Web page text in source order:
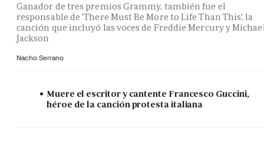
Ganador de tres premios Grammy, también fue el
responsable de 'There Must Be More to Life Than This', la
canción que incluyó las voces de Freddie Mercury y
Jackson
Nacho Serrano
Muere el escritor y cantente Francesco Guccini,
héroe de la canción protesta italiana